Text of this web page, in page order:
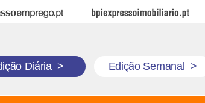
Emprego BPI Expresso Imobiliário
Diária > Edição Semanal >